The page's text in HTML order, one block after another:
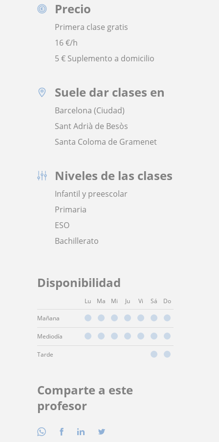
Precio
Primera clase gratis
16€/h
5 € Suplemento a domicilio
Suele dar clases en
Barcelona (Ciudad)
Sant Adrià de Besòs
Santa Coloma de Gramenet
Niveles de las clases
Infantil y preescolar
Primaria
ESO
Bachillerato
Disponibilidad
Lu Ma Mi Ju Vi Sá Do
Mañana
Mediodía
Tarde
Comparte a este
profesor